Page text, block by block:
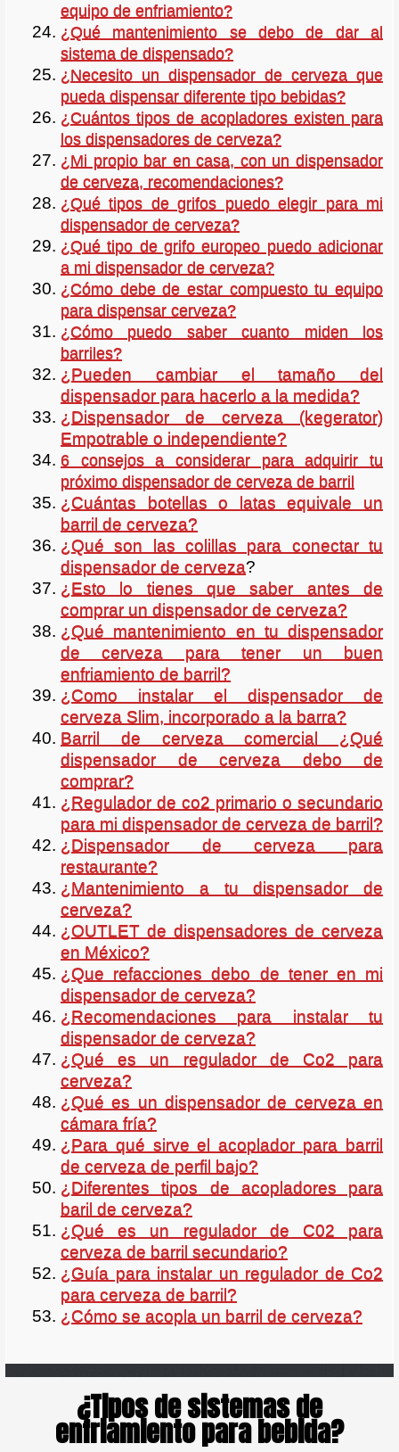
equipo de enfriamiento?
¿Qué mantenimiento se debo de dar al
sistema de dispensado?
¿Necesito un dispensador de cerveza que
pueda dispensar diferente tipo bebidas?
¿Cuántos tipos de acopladores existen para
los dispensadores de cerveza?
¿Mi propio bar en casa, con un dispensador
de cerveza, recomendaciones?
¿Qué tipos de grifos puedo elegir para mi
dispensador de cerveza?
¿Qué tipo de grifo europeo puedo adicionar
a mi dispensador de cerveza?
¿Cómo debe de estar compuesto tu equipo
para dispensar cerveza?
¿Cómo puedo saber cuanto miden los
barriles?
¿Pueden cambiar el tamaño del
dispensador para hacerlo a la medida?
¿Dispensador de cerveza (kegerator)
Empotrable o independiente?
6 consejos a considerar para adquirir tu
próximo dispensador de cerveza de barril
¿Cuántas botellas o latas equivale un
barril de cerveza?
¿Qué son las colillas para conectar tu
dispensador de cerveza?
¿Esto lo tienes que saber antes de
comprar un dispensador de cerveza?
¿Qué mantenimiento en tu dispensador
de cerveza para tener un buen
enfriamiento de barril?
¿Como instalar el dispensador de
cerveza Slim, incorporado a la barra?
Barril de cerveza comercial ¿Qué
dispensador de cerveza debo de
comprar?
¿Regulador de co2 primario o secundario
para mi dispensador de cerveza de barril?
¿Dispensador de cerveza para
restaurante?
¿Mantenimiento a tu dispensador de
cerveza?
¿OUTLET de dispensadores de cerveza
en México?
¿Que refacciones debo de tener en mi
dispensador de cerveza?
¿Recomendaciones para instalar tu
dispensador de cerveza?
¿Qué es un regulador de Co2 para
cerveza?
¿Qué es un dispensador de cerveza en
cámara fría?
¿Para qué sirve el acoplador para barril
de cerveza de perfil bajo?
¿Diferentes tipos de acopladores para
baril de cerveza?
¿Qué es un regulador de C02 para
cerveza de barril secundario?
¿Guía para instalar un regulador de Co2
para cerveza de barril?
¿Cómo se acopla un barril de cerveza?
¿Tipos de sistemas de
enfriamiento para bebida?